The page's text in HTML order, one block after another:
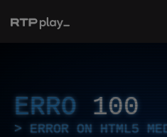
ERRO 100
ERROR ON HTML5